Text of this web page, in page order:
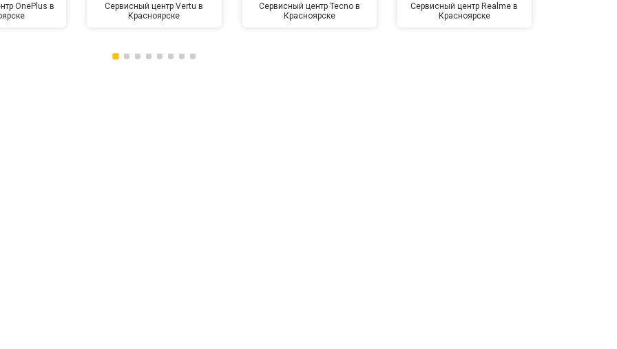
OnePlus в
Сервисный центр Vertu в
Красноярске
Сервисный центр Tecno в
Красноярске
Сервисный центр Realme в
Красноярске